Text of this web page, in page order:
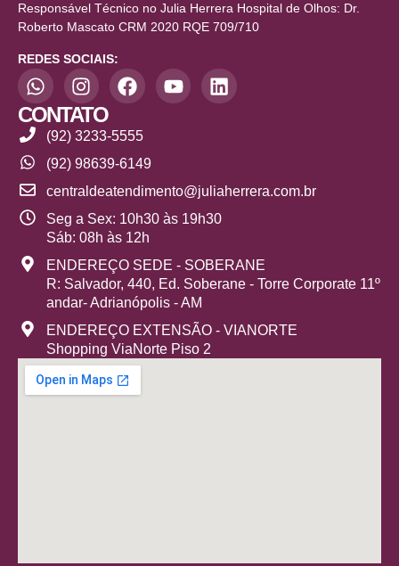
Responsável Técnico no Julia Herrera Hospital de Olhos: Dr.
Roberto Mascato CRM 2020 RQE 709/710
REDES SOCIAIS:
CONTATO
(92) 3233-5555
(92) 98639-6149
centraldeatendimento@juliaherrera.com.br
Seg a Sex: 10h30 às 19h30
Sáb: 08h às 12h
ENDEREÇO SEDE - SOBERANE
R: Salvador, 440, Ed. Soberane - Torre Corporate 11º
andar- Adrianópolis - AM
ENDEREÇO EXTENSÃO - VIANORTE
Shopping ViaNorte Piso 2